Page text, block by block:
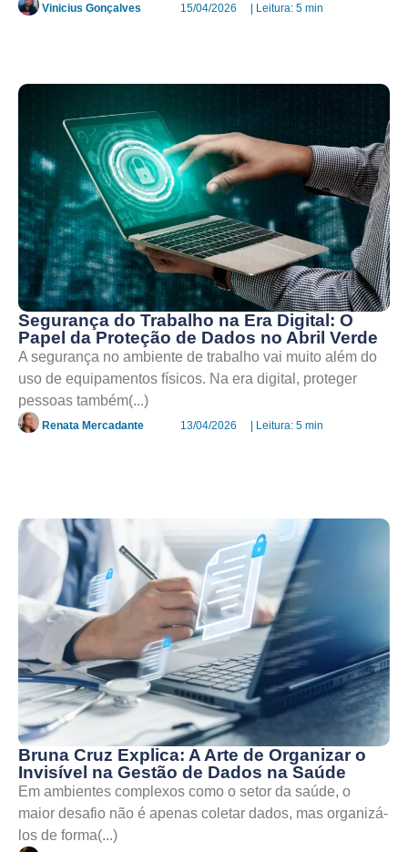
Vinicius Gonçalves 15/04/2026 | Leitura: 5 min
Segurança do Trabalho na Era Digital: O
Papel da Proteção de Dados no Abril Verde
A segurança no ambiente de trabalho vai muito além do
uso de equipamentos físicos. Na era digital, proteger
pessoas também(...)
Renata Mercadante 13/04/2026 | Leitura: 5 min
Bruna Cruz Explica: A Arte de Organizar o
Invisível na Gestão de Dados na Saúde
Em ambientes complexos como o setor da saúde, o
maior desafio não é apenas coletar dados, mas organizá-
los de forma(...)